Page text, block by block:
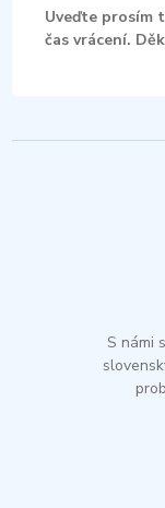
Uveďte prosím
čas vrácení.
S námi